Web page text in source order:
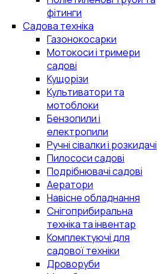
фітинги
Садова техніка
Газонокосарки
Мотокоси і тримери
садові
Кущорізи
Культиватори та
мотоблоки
Бензопили і
електропили
Ручні сівалки і розкидачі
Пилососи садові
Подрібнювачі садові
Аератори
Навісне обладнання
Снігоприбиральна
техніка та інвентар
Комплектуючі для
садової техніки
Дроворуби